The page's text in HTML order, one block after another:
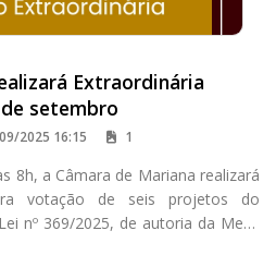
Extraordinária
setembro
2025 16:15 1
8h, a Câmara de Mariana realizará
votação de seis projetos do
nº 369/2025, de autoria da Mesa